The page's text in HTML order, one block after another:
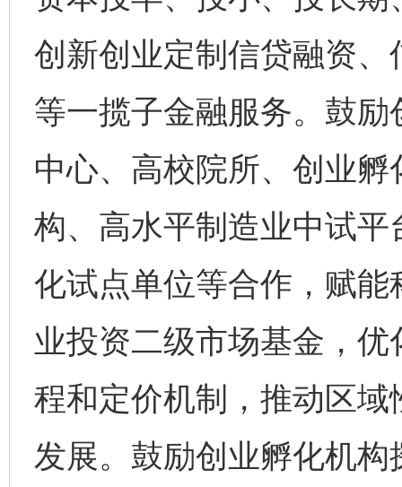
创新创业定制信贷融资
等一揽子金融服务。鼓
中心、高校院所、创业
构、高水平制造业中试
化试点单位等合作，赋
业投资二级市场基金，
程和定价机制，推动区
发展。鼓励创业孵化机